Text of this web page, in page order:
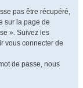
pas être récupéré,
sur la page de
». Suivez les
vous connecter de
de passe, nous